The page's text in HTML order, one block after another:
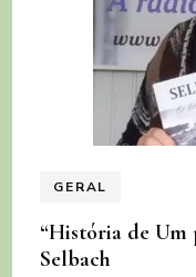
GERAL
“História de Um
Selbach